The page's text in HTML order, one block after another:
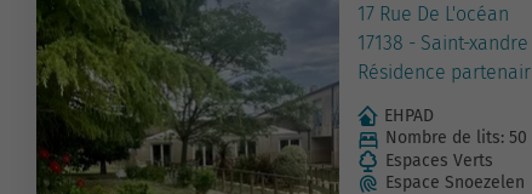
17 Rue De L'océan
17138 - Saint-xandre
Résidence
EHPAD
Nombre de lits: 50
Espaces Verts
Espace Snoezelen